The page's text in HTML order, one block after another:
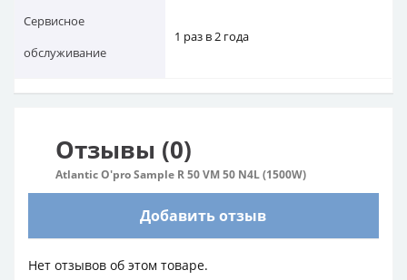
Сервисное
обслуживание
1 раз в 2 года
Отзывы (0)
Atlantic O'pro Sample R 50 VM 50 N4L (1500W)
Добавить отзыв
Нет отзывов об этом товаре.